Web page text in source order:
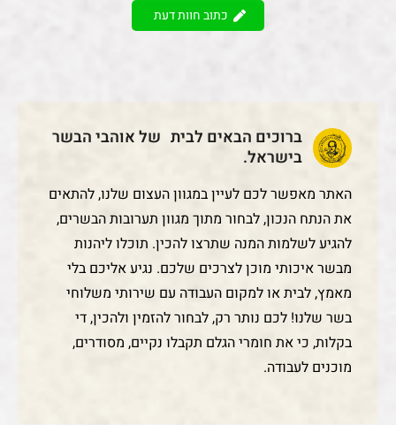
כתוב חוות דעת
ברוכים הבאים לבית של אוהבי הבשר
בישראל.
האתר מאפשר לכם לעיין במגוון העצום שלנו, להתאים
את הנתח הנכון, לבחור מתוך מגוון תערובות הבשרים,
להגיע לשלמות המנה שתרצו להכין. תוכלו ליהנות
מבשר איכותי מוכן לצרכים שלכם. נגיע אליכם בלי
מאמץ, לבית או למקום העבודה עם שירותי משלוחי
בשר שלנו! לכם נותר רק, לבחור להזמין ולהכין, די
בקלות, כי את חומרי הגלם תקבלו נקיים, מסודרים,
מוכנים לעבודה.